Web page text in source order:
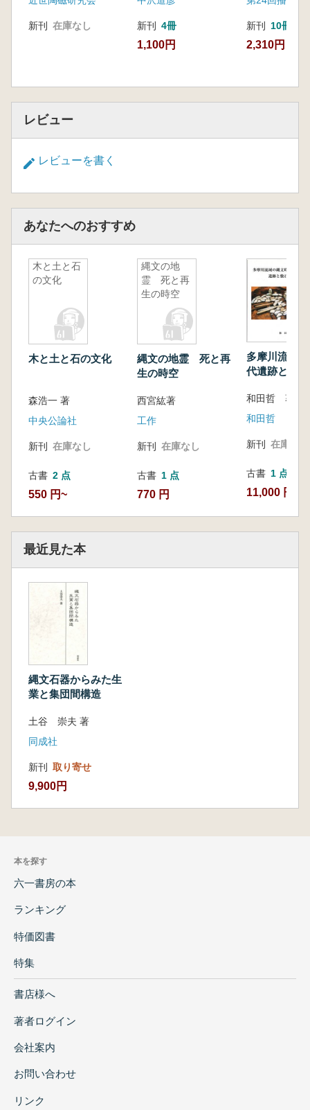
新刊 在庫なし 新刊 4冊
1,100円
新刊 10冊以上
2,310円
レビュー
レビューを書く
あなたへのおすすめ
木と土と石
の文化
木と土と石の文化
森浩一 著
中央公論社
新刊 在庫なし
古書 2 点
550 円~
縄文の地
霊 死と再
生の時空
縄文の地霊 死と再
生の時空
西宮紘著
工作
新刊 在庫なし
古書 1 点
770 円
多摩川流域
代遺跡と敷
和田哲 著
和田哲
新刊 在庫なし
古書 1 点
11,000 円
最近見た本
縄文石器からみた生
業と集団間構造
土谷 崇夫 著
同成社
新刊 取り寄せ
9,900円
本を探す
六一書房の本
ランキング
特価図書
特集
書店様へ
著者ログイン
会社案内
お問い合わせ
リンク